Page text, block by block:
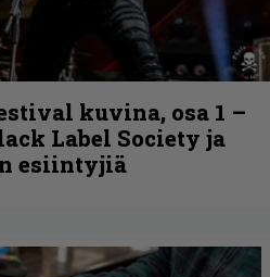
kuvina, osa 1 –
Label Society ja
esiintyjiä